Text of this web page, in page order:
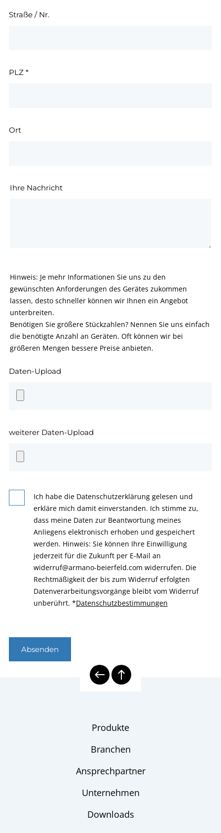
Straße / Nr.
PLZ *
Ort
Ihre Nachricht
Hinweis: Je mehr Informationen Sie uns zu den
gewünschten Anforderungen des Gerätes zukommen
lassen, desto schneller können wir Ihnen ein Angebot
unterbreiten.
Benötigen Sie größere Stückzahlen? Nennen Sie uns einfach
die benötigte Anzahl an Geräten. Oft können wir bei
größeren Mengen bessere Preise anbieten.
Daten-Upload
weiterer Daten-Upload
Ich habe die Datenschutzerklärung gelesen und
erkläre mich damit einverstanden. Ich stimme zu,
dass meine Daten zur Beantwortung meines
Anliegens elektronisch erhoben und gespeichert
werden. Hinweis: Sie können Ihre Einwilligung
jederzeit für die Zukunft per E-Mail an
widerruf@armano-beierfeld.com widerrufen. Die
Rechtmäßigkeit der bis zum Widerruf erfolgten
Datenverarbeitungsvorgänge bleibt vom Widerruf
unberührt. *Datenschutzbestimmungen
Absenden
Produkte
Branchen
Ansprechpartner
Unternehmen
Downloads